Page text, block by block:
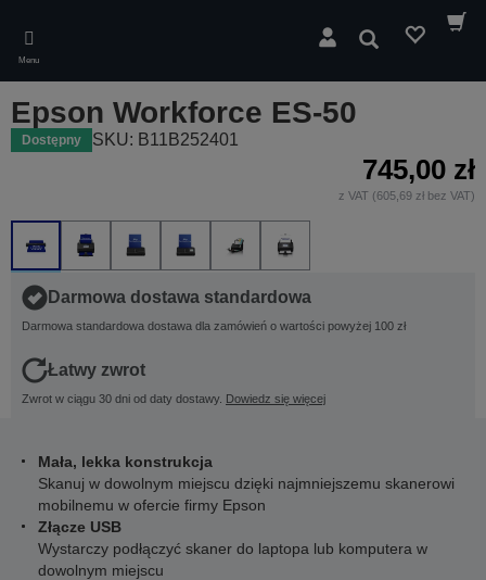
main
content
Menu
Wyszukaj
Epson Workforce ES-50
Dostępny SKU: B11B252401
745,00 zł
z VAT (605,69 zł bez VAT)
Darmowa dostawa standardowa
Darmowa standardowa dostawa dla zamówień o wartości powyżej 100 zł
Łatwy zwrot
Zwrot w ciągu 30 dni od daty dostawy. Dowiedz się więcej
Mała, lekka konstrukcja
Skanuj w dowolnym miejscu dzięki najmniejszemu skanerowi
mobilnemu w ofercie firmy Epson
Złącze USB
Wystarczy podłączyć skaner do laptopa lub komputera w
dowolnym miejscu